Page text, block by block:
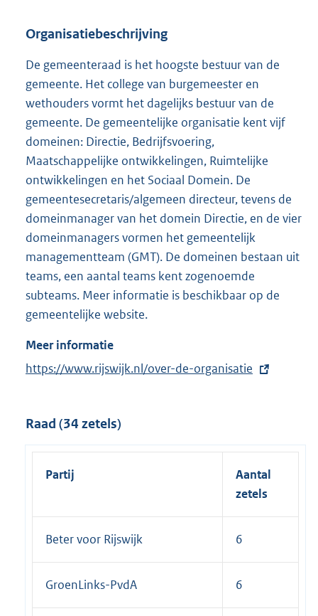
Organisatiebeschrijving
De gemeenteraad is het hoogste bestuur van de
gemeente. Het college van burgemeester en
wethouders vormt het dagelijks bestuur van de
gemeente. De gemeentelijke organisatie kent vijf
domeinen: Directie, Bedrijfsvoering,
Maatschappelijke ontwikkelingen, Ruimtelijke
ontwikkelingen en het Sociaal Domein. De
gemeentesecretaris/algemeen directeur, tevens de
domeinmanager van het domein Directie, en de vier
domeinmanagers vormen het gemeentelijk
managementteam (GMT). De domeinen bestaan uit
teams, een aantal teams kent zogenoemde
subteams. Meer informatie is beschikbaar op de
gemeentelijke website.
Meer informatie
E
e
r
https://www.rijswijk.nl/over-de-organisatie
Raad (34 zetels)
Partij
Aantal
zetels
Beter voor Rijswijk 6
GroenLinks-PvdA 6